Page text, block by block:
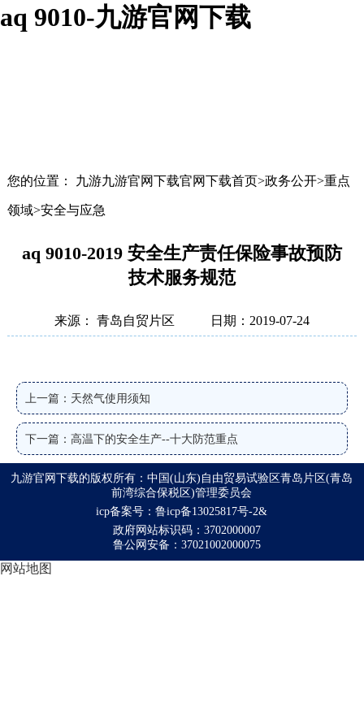
aq 9010-九游官网下载
您的位置： 九游九游官网下载官网下载首页>政务公开>重点
领域>安全与应急
aq 9010-2019 安全生产责任保险事故预防
技术服务规范
来源： 青岛自贸片区 日期：2019-07-24
上一篇：天然气使用须知
下一篇：高温下的安全生产--十大防范重点
九游官网下载的版权所有：中国(山东)自由贸易试验区青岛片区(青岛
前湾综合保税区)管理委员会
icp备案号：鲁icp备13025817号-2&
政府网站标识码：3702000007
鲁公网安备：37021002000075
网站地图